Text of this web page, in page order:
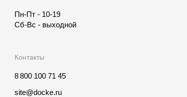
Пн-Пт - 10-19
Сб-Вс - выходной
Контакты
8 800 100 71 45
site@docke.ru